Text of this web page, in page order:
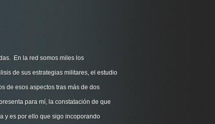
En la red somos miles los
de sus estrategias militares, el estudio
de esos aspectos tras más de dos
para mí, la constatación de que
y es por ello que sigo incoporando